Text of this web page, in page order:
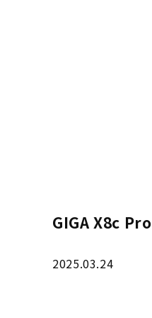
GIGA X8c
2025.03.24